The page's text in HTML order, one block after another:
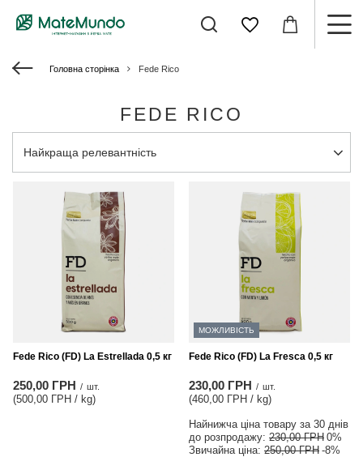
Головна сторінка Fede Rico
FEDE RICO
Змінити сортування
Найкраща релевантність
Fede Rico (FD) La Estrellada 0,5 кг
250,00 ГРН / шт.
(500,00 ГРН / kg)
МОЖЛИВІСТЬ
Fede Rico (FD) La Fresca 0,5 кг
230,00 ГРН / шт.
(460,00 ГРН / kg)
Найнижча ціна товару за 30 днів
до розпродажу: 230,00 ГРН 0%
Звичайна ціна: 250,00 ГРН -8%